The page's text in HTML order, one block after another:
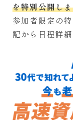
を特別公開し
参加者限定の
記から日程詳